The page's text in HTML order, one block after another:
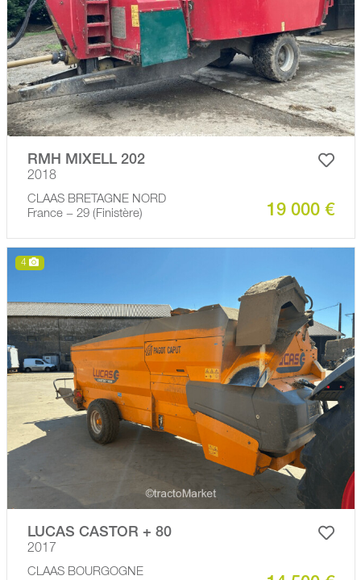
RMH MIXELL 202
2018
CLAAS BRETAGNE NORD
France − 29 (Finistère)
19 000 €
4
LUCAS CASTOR + 80
2017
CLAAS BOURGOGNE